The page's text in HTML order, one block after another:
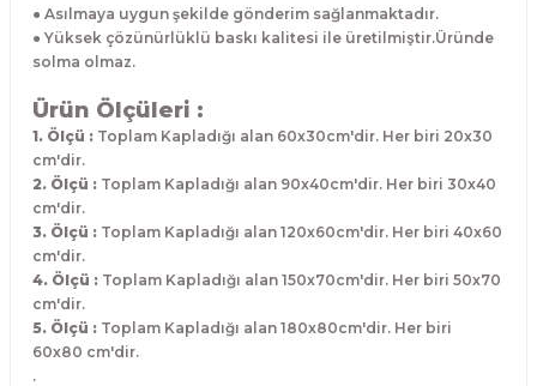
● Asılmaya uygun şekilde gönderim sağlanmaktadır.
● Yüksek çözünürlüklü baskı kalitesi ile üretilmiştir.Üründe
solma olmaz.
Ürün Ölçüleri :
1. Ölçü : Toplam Kapladığı alan 60x30cm'dir. Her biri 20x30
cm'dir.
2. Ölçü : Toplam Kapladığı alan 90x40cm'dir. Her biri 30x40
cm'dir.
3. Ölçü : Toplam Kapladığı alan 120x60cm'dir. Her biri 40x60
cm'dir.
4. Ölçü : Toplam Kapladığı alan 150x70cm'dir. Her biri 50x70
cm'dir.
5. Ölçü : Toplam Kapladığı alan 180x80cm'dir. Her biri
60x80 cm'dir.
.